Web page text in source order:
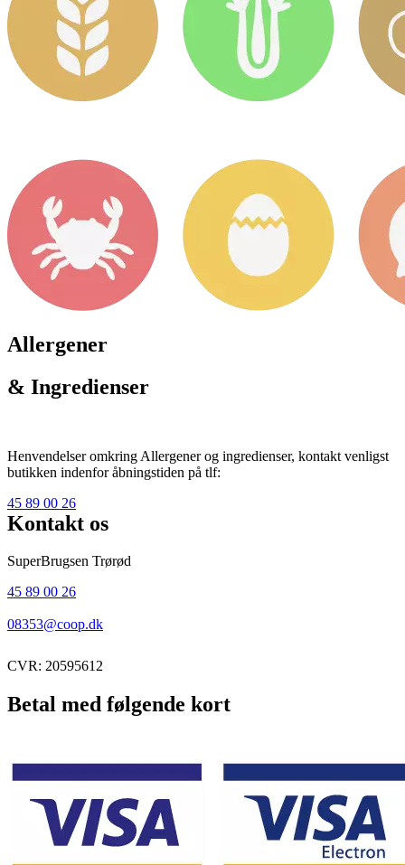
Allergener
& Ingredienser
Henvendelser omkring Allergener og ingredienser, kontakt venligst
butikken indenfor åbningstiden på tlf:
45 89 00 26
Kontakt os
SuperBrugsen Trørød
45 89 00 26
08353@coop.dk
CVR: 20595612
Betal med følgende kort